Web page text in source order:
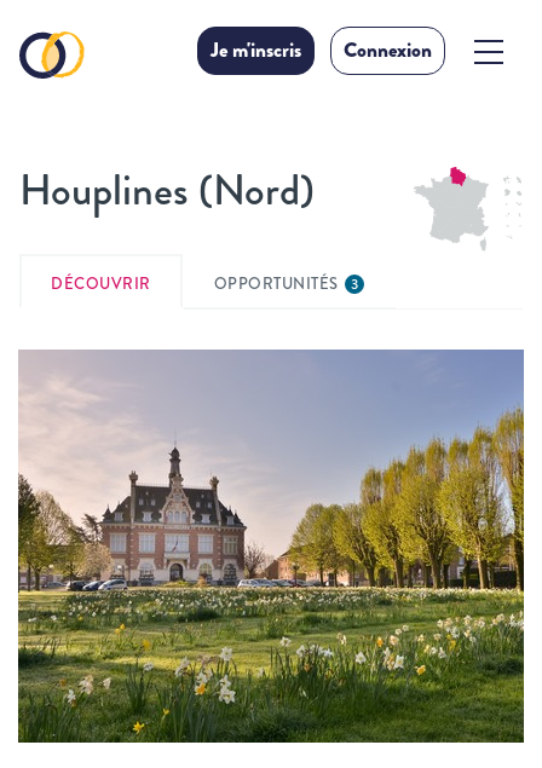
Je m'inscris Connexion
Houplines (Nord)
DÉCOUVRIR OPPORTUNITÉS 3